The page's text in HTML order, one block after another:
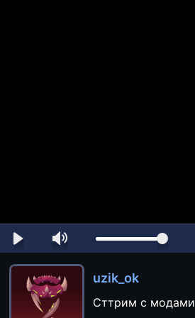
uzik_ok
Сттрим с модами